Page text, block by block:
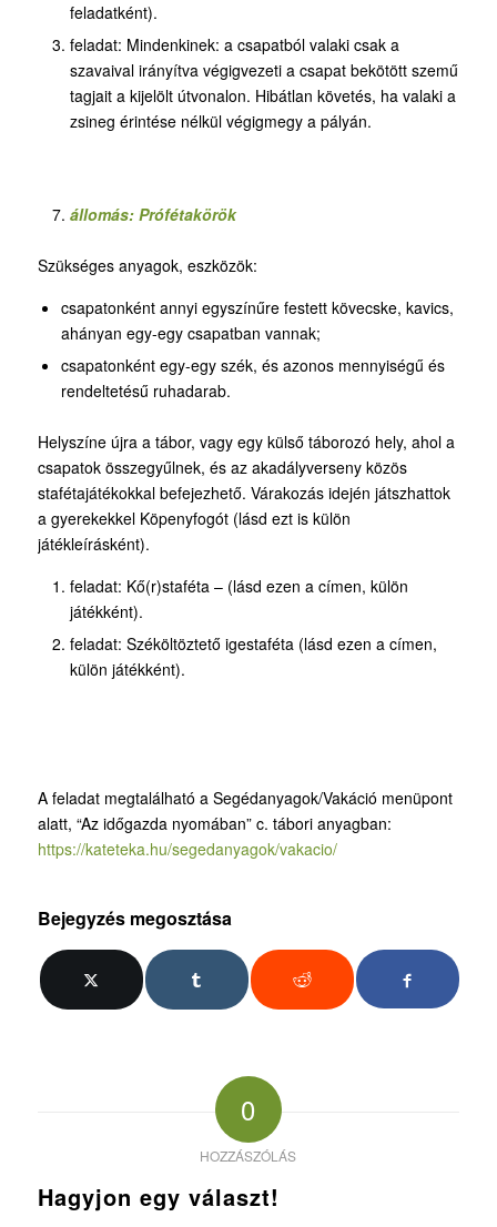
feladatként).
feladat: Mindenkinek: a csapatból valaki csak a
szavaival irányítva végigvezeti a csapat bekötött szemű
tagjait a kijelölt útvonalon. Hibátlan követés, ha valaki a
zsineg érintése nélkül végigmegy a pályán.
állomás: Prófétakörök
Szükséges anyagok, eszközök:
csapatonként annyi egyszínűre festett kövecske, kavics,
ahányan egy-egy csapatban vannak;
csapatonként egy-egy szék, és azonos mennyiségű és
rendeltetésű ruhadarab.
Helyszíne újra a tábor, vagy egy külső táborozó hely, ahol a
csapatok összegyűlnek, és az akadályverseny közös
stafétajátékokkal befejezhető. Várakozás idején játszhattok
a gyerekekkel Köpenyfogót (lásd ezt is külön
játékleírásként).
feladat: Kő(r)staféta – (lásd ezen a címen, külön
játékként).
feladat: Széköltöztető igestaféta (lásd ezen a címen,
külön játékként).
A feladat megtalálható a Segédanyagok/Vakáció menüpont
alatt, “Az időgazda nyomában” c. tábori anyagban:
https://kateteka.hu/segedanyagok/vakacio/
Bejegyzés megosztása
0
HOZZÁSZÓLÁS
Hagyjon egy választ!